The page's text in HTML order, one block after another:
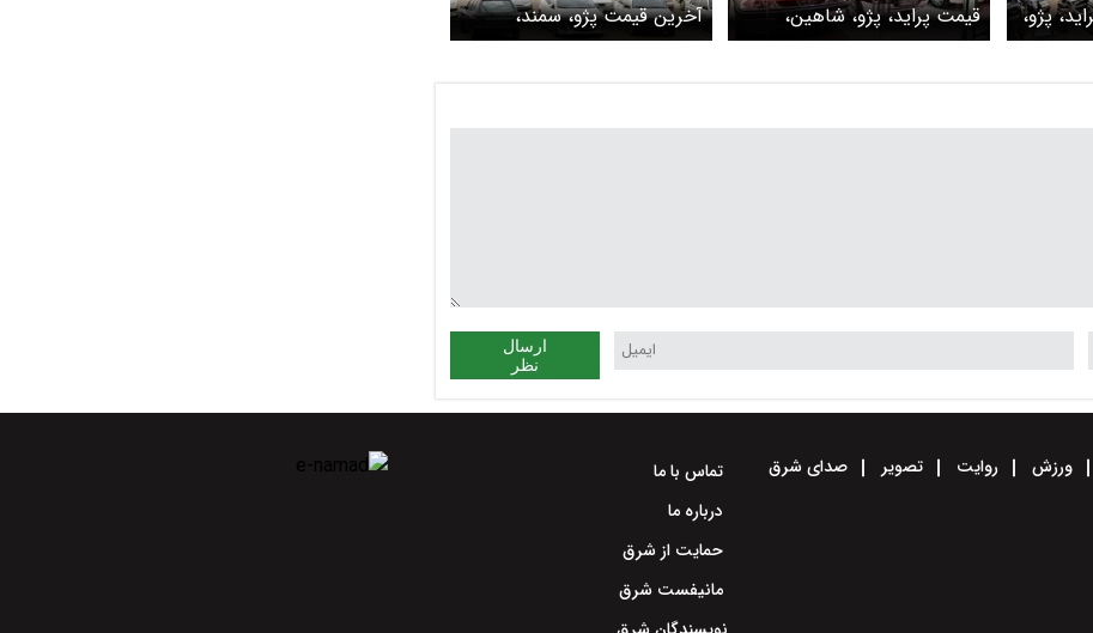
پژو،
قیمت پراید، پژو، شاهین،
سمند و دنا + جدول
آخرین قیمت پژو، سمند،
شاهین، کوییک و تارا + جدول
ارسال
نظر
ورزش روایت تصویر صدای شرق
تماس با ما
درباره ما
حمایت از شرق
مانیفست شرق